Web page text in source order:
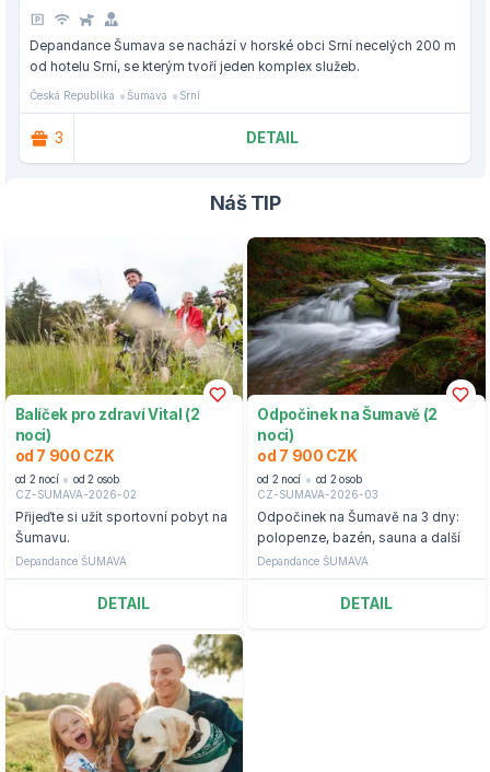
Depandance Šumava se nachází v horské obci Srní necelých 200 m
od hotelu Srní, se kterým tvoří jeden komplex služeb.
Česká Republika Šumava Srní
3 DETAIL
Náš TIP
Balíček pro zdraví Vital (2
noci)
od 7 900 CZK
od 2 nocí
od 2 osob
CZ-SUMAVA-2026-02
Přijeďte si užít sportovní pobyt na
Šumavu.
Depandance ŠUMAVA
DETAIL
Odpočinek na Šumavě (2
noci)
od 7 900 CZK
od 2 nocí
od 2 osob
CZ-SUMAVA-2026-03
Odpočinek na Šumavě na 3 dny:
polopenze, bazén, sauna a další
Depandance ŠUMAVA
DETAIL